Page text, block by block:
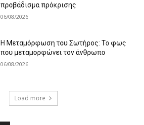
προβάδισμα πρόκρισης
06/08/2026
Η Μεταμόρφωση του Σωτήρος: Το φως
που μεταμορφώνει τον άνθρωπο
06/08/2026
Load more